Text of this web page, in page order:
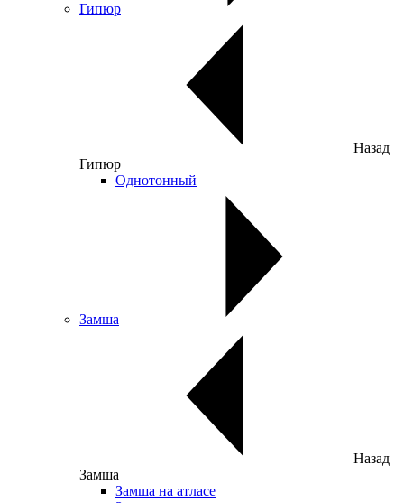
Гипюр
Назад
Гипюр
Однотонный
Замша
Назад
Замша
Замша на атласе